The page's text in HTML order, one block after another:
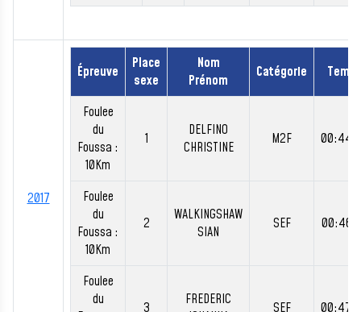
2017
Épreuve
Place
sexe
Nom
Prénom
Catégorie
Foulee
du
Foussa :
10Km
1
DELFINO
CHRISTINE
M2F
Foulee
du
Foussa :
10Km
2
WALKINGSHAW
SIAN
SEF
Foulee
du
3
FREDERIC
SEF